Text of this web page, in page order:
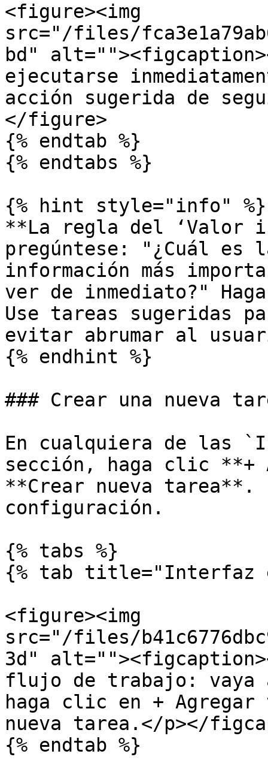
<figure><img
src="/files/
bd"
ejecutarse
acción sugerida de
</figure>
{% endtab %}
{% endtabs %}
{% hint style="info" %}
**La regla del ‘Valor
pregúntese: "¿Cuál es
información más
ver de inmediato?"
Use tareas sugeridas
evitar abrumar al
{% endhint %}
### Crear una nueva
En cualquiera de las
sección, haga clic
**Crear nueva
configuración.
{% tabs %}
{% tab title="Interfaz
<figure><img
src="/files/
3d"
flujo de trabajo: vaya
haga clic en +
nueva tarea.</p></
{% endtab %}